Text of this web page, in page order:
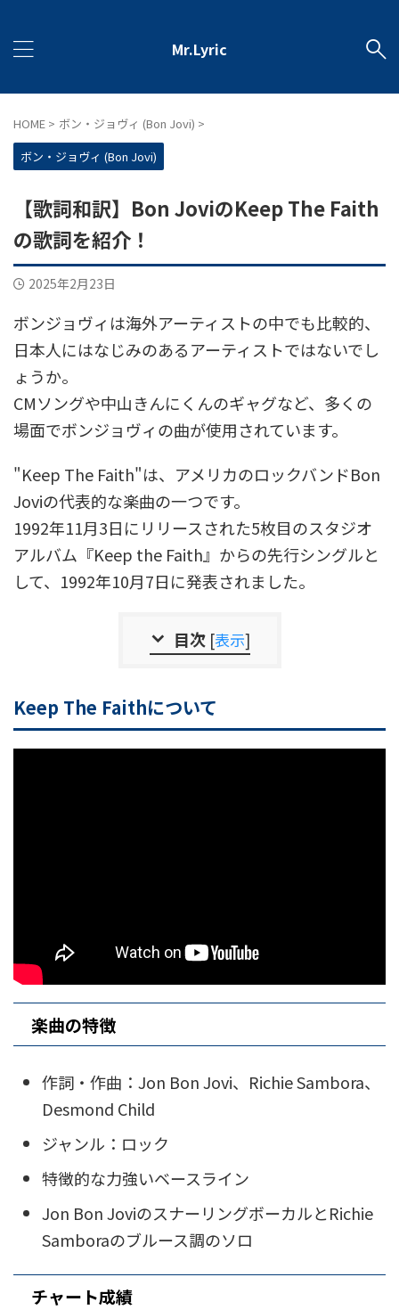
Mr.Lyric
HOME > ボン・ジョヴィ (Bon Jovi) >
ボン・ジョヴィ (Bon Jovi)
【歌詞和訳】Bon JoviのKeep The Faith
の歌詞を紹介！
2025年2月23日
ボンジョヴィは海外アーティストの中でも比較的、
日本人にはなじみのあるアーティストではないでし
ょうか。
CMソングや中山きんにくんのギャグなど、多くの
場面でボンジョヴィの曲が使用されています。
"Keep The Faith"は、アメリカのロックバンドBon
Joviの代表的な楽曲の一つです。
1992年11月3日にリリースされた5枚目のスタジオ
アルバム『Keep the Faith』からの先行シングルと
して、1992年10月7日に発表されました。
目次 [表示]
Keep The Faithについて
楽曲の特徴
作詞・作曲：Jon Bon Jovi、Richie Sambora、
Desmond Child
ジャンル：ロック
特徴的な力強いベースライン
Jon Bon JoviのスナーリングボーカルとRichie
Samboraのブルース調のソロ
チャート成績